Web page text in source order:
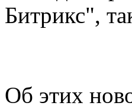
Битрикс",
Об этих